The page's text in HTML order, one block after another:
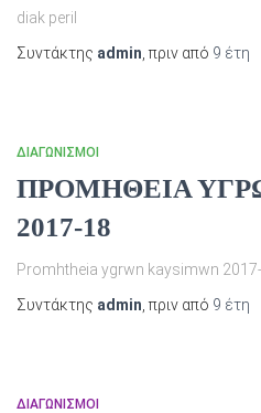
diak peril
Συντάκτης admin , πριν από 9 έτη
ΔΙΑΓΩΝΙΣΜΟΊ
ΠΡΟΜΗΘΕΙΑ
2017-18
Promhtheia ygrwn kaysimwn
Συντάκτης admin , πριν από 9 έτη
ΔΙΑΓΩΝΙΣΜΟΊ